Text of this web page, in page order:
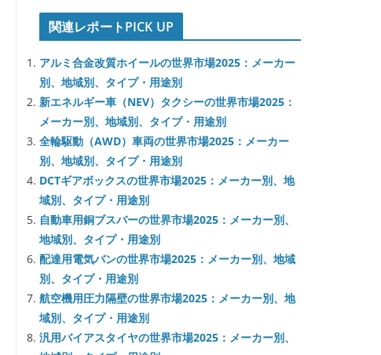
関連レポートPICK UP
アルミ合金改質ホイールの世界市場2025：メーカー
別、地域別、タイプ・用途別
新エネルギー車（NEV）タクシーの世界市場2025：
メーカー別、地域別、タイプ・用途別
全輪駆動（AWD）車両の世界市場2025：メーカー
別、地域別、タイプ・用途別
DCTギアボックスの世界市場2025：メーカー別、地
域別、タイプ・用途別
自動車用銅ブスバーの世界市場2025：メーカー別、
地域別、タイプ・用途別
配達用電気バンの世界市場2025：メーカー別、地域
別、タイプ・用途別
航空機用圧力隔壁の世界市場2025：メーカー別、地
域別、タイプ・用途別
汎用バイアスタイヤの世界市場2025：メーカー別、